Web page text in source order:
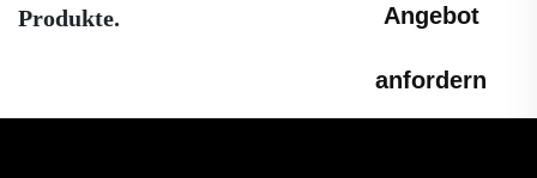
Produkte.
Angebot
anfordern